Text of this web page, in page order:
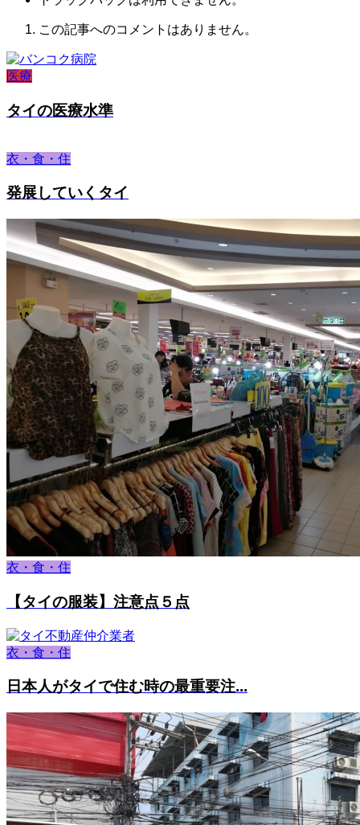
この記事へのコメントはありません。
医療
タイの医療水準
衣・食・住
発展していくタイ
衣・食・住
【タイの服装】注意点５点
衣・食・住
日本人がタイで住む時の最重要注...